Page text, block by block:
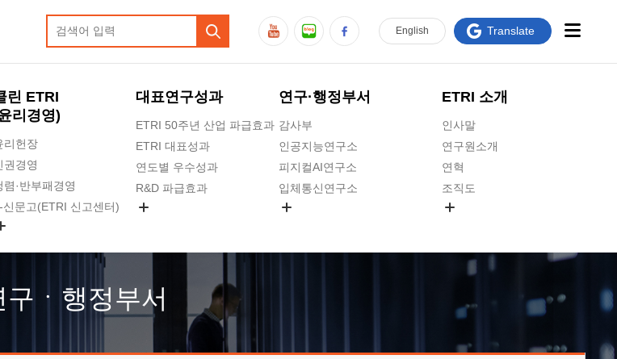
린 ETRI
리경영)
리헌장
권경영
렴·반부패경영
신문고(ETRI 신고센터)
객의소리
의계약 현황
대표연구성과
ETRI 50주년 산업 파급효과
ETRI 대표성과
연도별 우수성과
R&D 파급효과
연구·행정부서
감사부
인공지능연구소
피지컬AI연구소
입체통신연구소
호남권연구본부
ETRI 소개
인사말
연구원소개
연혁
조직도
연구원 고객헌장
주요업무연락처
English Translate
구ㆍ행정부서